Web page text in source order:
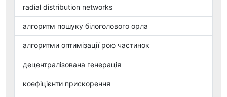
radial distribution networks
алгоритм пошуку білоголового орла
алгоритми оптимізації рою частинок
децентралізована генерація
коефіцієнти прискорення